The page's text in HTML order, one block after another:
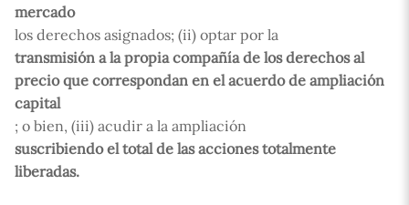
mercado
los derechos asignados; (ii) optar por la
transmisión a la propia compañía de los derechos al
precio que correspondan en el acuerdo de ampliación
capital
; o bien, (iii) acudir a la ampliación
suscribiendo el total de las acciones totalmente
liberadas.